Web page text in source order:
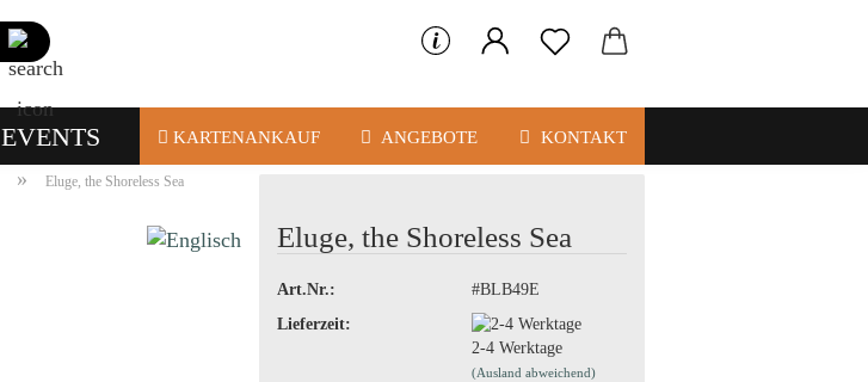
Suche...
EVENTS KARTENANKAUF ANGEBOTE KONTAKT
» Eluge, the Shoreless Sea
Eluge, the Shoreless Sea
Art.Nr.:
#BLB49E
Lieferzeit:
2-4 Werktage
(Ausland abweichend)